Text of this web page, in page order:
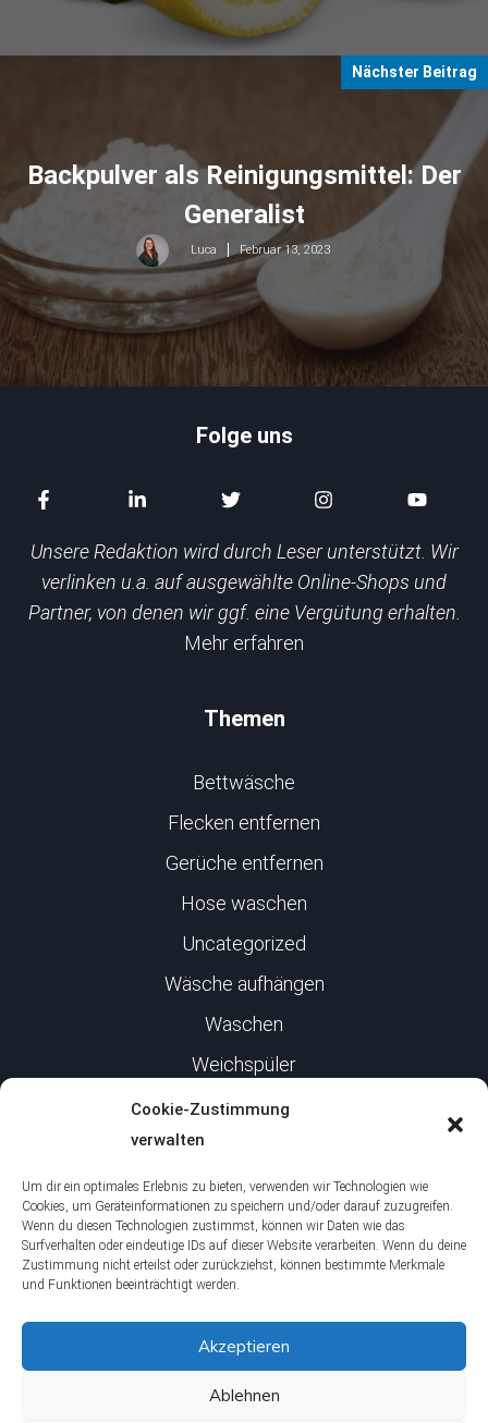
Cookie-Zustimmung
verwalten
Um dir ein optimales Erlebnis zu bieten, verwenden wir Technologien wie
Cookies, um Geräteinformationen zu speichern und/oder darauf zuzugreifen.
Wenn du diesen Technologien zustimmst, können wir Daten wie das
Surfverhalten oder eindeutige IDs auf dieser Website verarbeiten. Wenn du deine
Zustimmung nicht erteilst oder zurückziehst, können bestimmte Merkmale
und Funktionen beeinträchtigt werden.
Akzeptieren
Ablehnen
Nächster Beitrag
Backpulver als Reinigungsmittel: Der
Generalist
Luca Februar 13, 2023
Folge uns
Unsere Redaktion wird durch Leser unterstützt. Wir
verlinken u.a. auf ausgewählte Online-Shops und
Partner, von denen wir ggf. eine Vergütung erhalten.
Mehr erfahren
Themen
Bettwäsche
Flecken entfernen
Gerüche entfernen
Hose waschen
Uncategorized
Wäsche aufhängen
Waschen
Weichspüler
Impressum
Datenschutz